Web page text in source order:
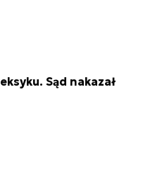
Sąd nakazał